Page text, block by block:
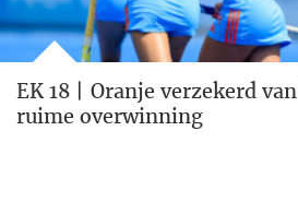
EK 18 | Oranje verzekerd
ruime overwinning